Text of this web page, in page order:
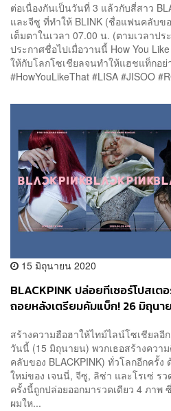
ต่อเนื่องกันเป็นวันที่ 3 แล้วกับสี่สาว
และจีซู ที่ทำให้ BLINK (ชื่อแฟนคลับข
เต็มตาในเวลา 07.00 น. (ตามเวลาปร
ประกาศชื่อไปเมื่อวานนี้ How You
ให้กับโลกโซเชียลจนทำให้แฮชแท็กอย่
#HowYouLikeThat #LISA #JISOO
15 มิถุนายน 2020
BLACKPINK ปล่อยทีเซอร์โปสเ
ถอยหลังเตรียมคัมแบ็ก! 26 มิถุนา
สร้างความฮือฮาให้ไทม์ไลน์โซเชียลอี
วันนี้ (15 มิถุนายน) พวกเธอสร้างควา
คลับของ BLACKPINK) ทั่วโลกอีกครั้ง
ใหม่ของ เจนนี่, จีซู, ลิซ่า และโรเซ่ ร
ครั้งนี้ถูกปล่อยออกมารวดเดียว 4 ภา
ผมให...